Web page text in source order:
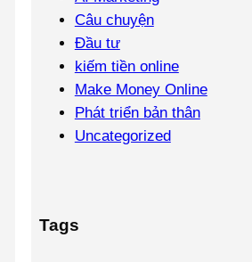
Câu chuyện
Đầu tư
kiếm tiền online
Make Money Online
Phát triển bản thân
Uncategorized
Tags